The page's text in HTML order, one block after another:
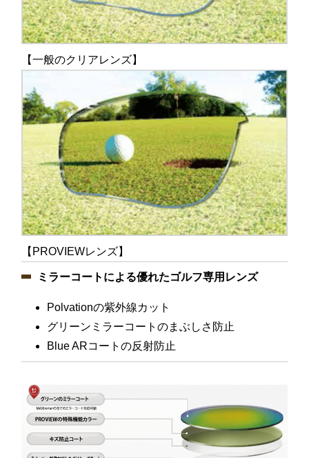
【一般のクリアレンズ】
【PROVIEWレンズ】
ミラーコートによる優れたゴルフ専用レンズ
Polvationの紫外線カット
グリーンミラーコートのまぶしさ防止
Blue ARコートの反射防止